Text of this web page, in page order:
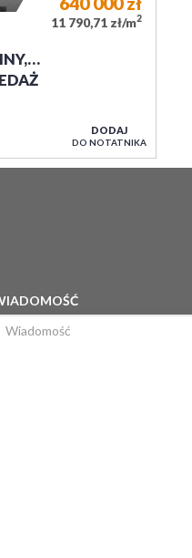
11 790,71 zł/m2
DODAJ
DO NOTATNIKA